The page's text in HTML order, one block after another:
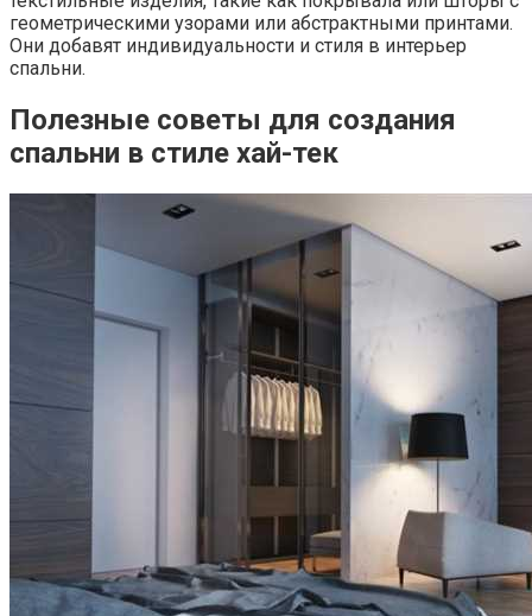
геометрическими узорами или абстрактными принтами.
Они добавят индивидуальности и стиля в интерьер
спальни.
Полезные советы для создания
спальни в стиле хай-тек